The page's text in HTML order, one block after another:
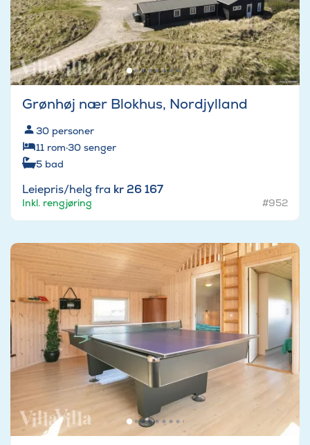
Grønhøj nær Blokhus, Nordjylland
30 personer
11 rom·30 senger
5 bad
Leiepris/helg fra kr 26 167
Inkl. rengjøring #952